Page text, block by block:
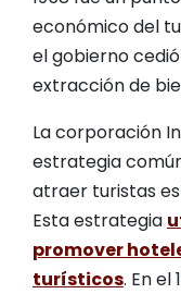
económico del
el gobierno
extracción de
La corporación
estrategia
atraer turistas
Esta estrategia
promover
turísticos. En